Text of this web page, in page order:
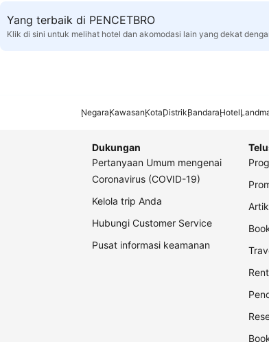
Yang terbaik di PENCETBRO
Klik di sini untuk melihat hotel dan akomodasi lain yang dekat
NegaraKawasanKotaDistrikBandaraHotel
Dukungan
Pertanyaan Umum mengenai
Coronavirus (COVID-19)
Kelola trip Anda
Hubungi Customer Service
Pusat informasi keamanan